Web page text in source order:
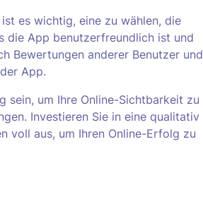
es wichtig, eine zu wählen, die
die App benutzerfreundlich ist und
Bewertungen anderer Benutzer und
App.
sein, um Ihre Online-Sichtbarkeit zu
Investieren Sie in eine qualitativ
voll aus, um Ihren Online-Erfolg zu